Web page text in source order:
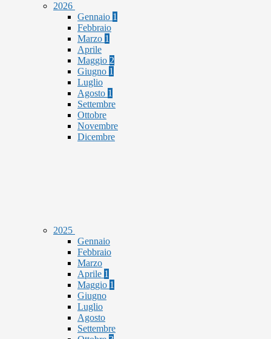
2026
Gennaio 1
Febbraio
Marzo 1
Aprile
Maggio 2
Giugno 1
Luglio
Agosto 1
Settembre
Ottobre
Novembre
Dicembre
2025
Gennaio
Febbraio
Marzo
Aprile 1
Maggio 1
Giugno
Luglio
Agosto
Settembre